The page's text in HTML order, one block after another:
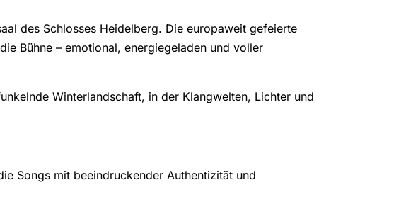
des Schlosses Heidelberg. Die europaweit gefeierte
Bühne – emotional, energiegeladen und voller
Winterlandschaft, in der Klangwelten, Lichter und
Songs mit beeindruckender Authentizität und